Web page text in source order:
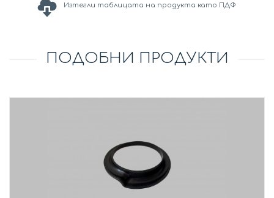
Изтегли таблицата на продукта като ПДФ
ПОДОБНИ ПРОДУКТИ